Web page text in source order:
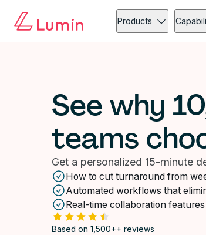
Products
See why
teams
Get a personalized 15-minute
How to cut turnaround from
Automated workflows that
Real-time collaboration
Based on 1,500++ reviews